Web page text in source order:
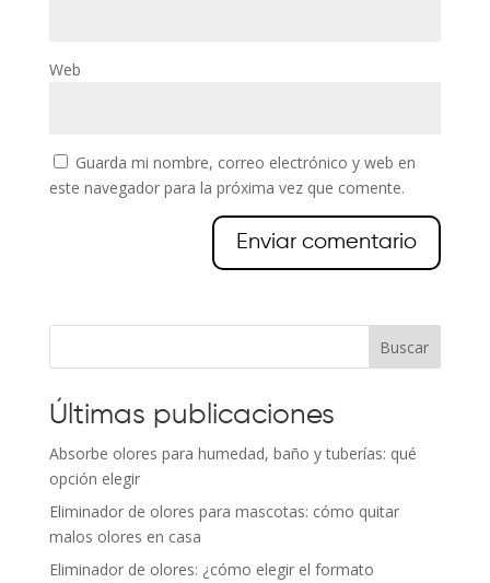
Web
Guarda mi nombre, correo electrónico y web en
este navegador para la próxima vez que comente.
Buscar
Últimas publicaciones
Absorbe olores para humedad, baño y tuberías: qué
opción elegir
Eliminador de olores para mascotas: cómo quitar
malos olores en casa
Eliminador de olores: ¿cómo elegir el formato